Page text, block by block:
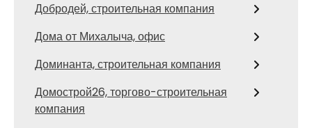
Добродей, строительная компания
Дома от Михалыча, офис
Доминанта, строительная компания
Домострой26, торгово-строительная
компания